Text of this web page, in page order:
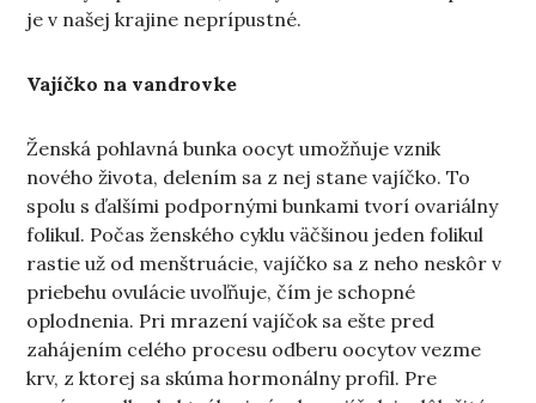
je v našej krajine neprípustné.
Vajíčko na vandrovke
Ženská pohlavná bunka oocyt umožňuje vznik
nového života, delením sa z nej stane vajíčko. To
spolu s ďalšími podpornými bunkami tvorí ovariálny
folikul. Počas ženského cyklu väčšinou jeden folikul
rastie už od menštruácie, vajíčko sa z neho neskôr v
priebehu ovulácie uvoľňuje, čím je schopné
oplodnenia. Pri mrazení vajíčok sa ešte pred
zahájením celého procesu odberu oocytov vezme
krv, z ktorej sa skúma hormonálny profil. Pre